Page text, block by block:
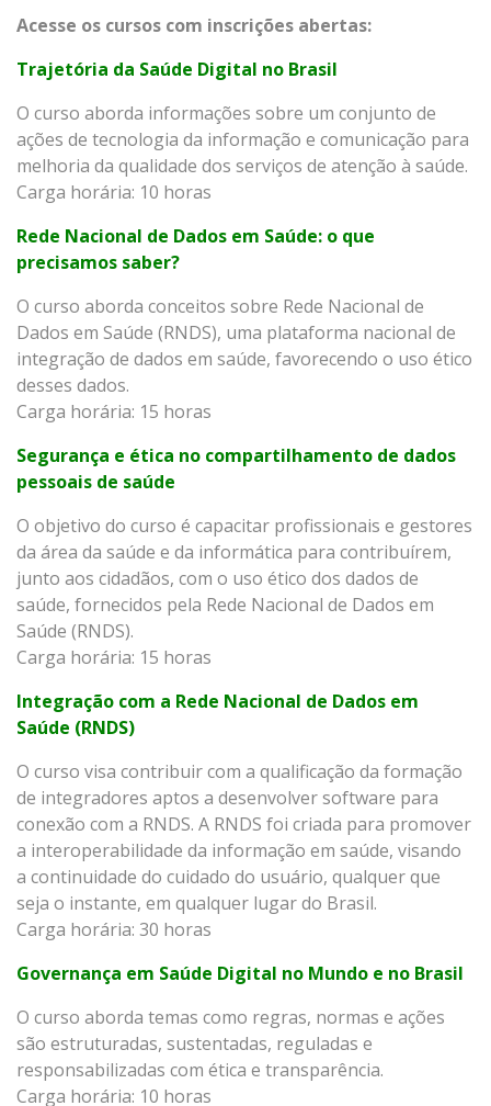
Acesse os cursos com inscrições abertas:
Trajetória da Saúde Digital no Brasil
O curso aborda informações sobre um conjunto de
ações de tecnologia da informação e comunicação para
melhoria da qualidade dos serviços de atenção à saúde.
Carga horária: 10 horas
Rede Nacional de Dados em Saúde: o que
precisamos saber?
O curso aborda conceitos sobre Rede Nacional de
Dados em Saúde (RNDS), uma plataforma nacional de
integração de dados em saúde, favorecendo o uso ético
desses dados.
Carga horária: 15 horas
Segurança e ética no compartilhamento de dados
pessoais de saúde
O objetivo do curso é capacitar profissionais e gestores
da área da saúde e da informática para contribuírem,
junto aos cidadãos, com o uso ético dos dados de
saúde, fornecidos pela Rede Nacional de Dados em
Saúde (RNDS).
Carga horária: 15 horas
Integração com a Rede Nacional de Dados em
Saúde (RNDS)
O curso visa contribuir com a qualificação da formação
de integradores aptos a desenvolver software para
conexão com a RNDS. A RNDS foi criada para promover
a interoperabilidade da informação em saúde, visando
a continuidade do cuidado do usuário, qualquer que
seja o instante, em qualquer lugar do Brasil.
Carga horária: 30 horas
Governança em Saúde Digital no Mundo e no Brasil
O curso aborda temas como regras, normas e ações
são estruturadas, sustentadas, reguladas e
responsabilizadas com ética e transparência.
Carga horária: 10 horas